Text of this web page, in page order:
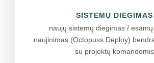
SISTEMŲ DIEGIMAS
naujų sistemų diegimas /
naujinimas (Octopuss Deploy)
su projektų komandomis